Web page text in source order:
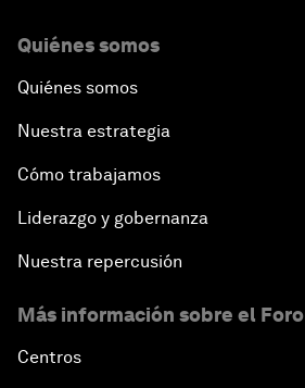
Quiénes somos
Quiénes somos
Nuestra estrategia
Cómo trabajamos
Liderazgo y gobernanza
Nuestra repercusión
Más información sobre el Foro
Centros